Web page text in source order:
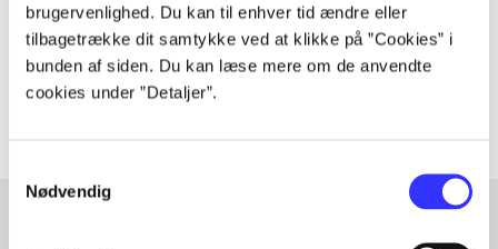
brugervenlighed. Du kan til enhver tid ændre eller
tilbagetrække dit samtykke ved at klikke på ”Cookies” i
bunden af siden. Du kan læse mere om de anvendte
cookies under ”Detaljer”.
Nødvendig
lorem ipsum dolor sit amet ...
Tidsskrift
Artiklerne i handler ofte om